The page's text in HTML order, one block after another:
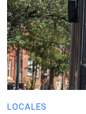
LOCALES